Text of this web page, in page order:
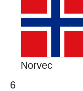
Norvec
6